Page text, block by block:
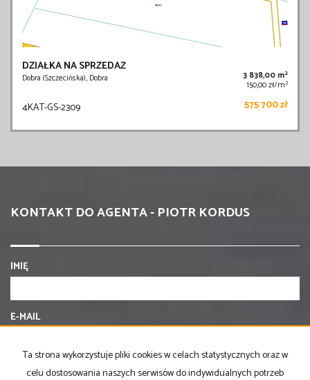
DZIAŁKA NA SPRZEDAŻ
Dobra (Szczecińska), Dobra 3 838,00 m2
150,00 zł/m2
4KAT-GS-2309 575 700 zł
KONTAKT DO AGENTA - PIOTR KORDUS
IMIĘ
E-MAIL
TELEFON KOMÓRKOWY
Ta strona wykorzystuje pliki cookies w celach statystycznych oraz w
celu dostosowania naszych serwisów do indywidualnych potrzeb